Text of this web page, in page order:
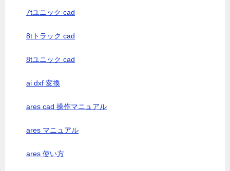
7tユニック cad
8tトラック cad
8tユニック cad
ai dxf 変換
ares cad 操作マニュアル
ares マニュアル
ares 使い方